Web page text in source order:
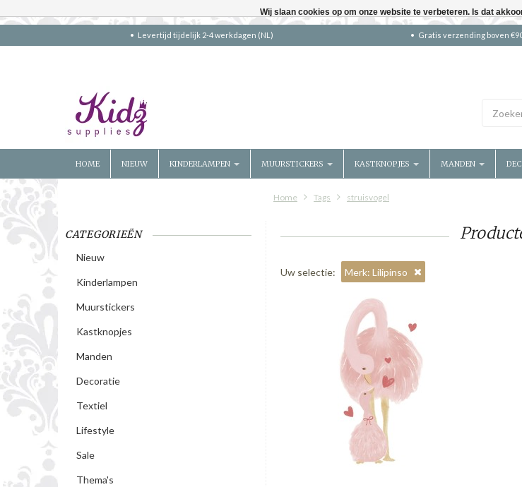
Levertijd tijdelijk 2-4 werkdagen (NL) Gratis verzending boven
HOME NIEUW KINDERLAMPEN MUURSTICKERS KASTKNOPJES MANDEN
Home Tags struisvogel
CATEGORIEËN
Nieuw
Kinderlampen
Muurstickers
Kastknopjes
Manden
Decoratie
Textiel
Lifestyle
Sale
Thema's
Uw selectie: Merk: Lilipinso
Wij slaan cookies op om onze website te verbeteren. Is dat